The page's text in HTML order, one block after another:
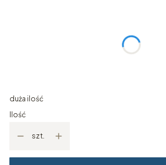
duża ilość
Ilość
szt.